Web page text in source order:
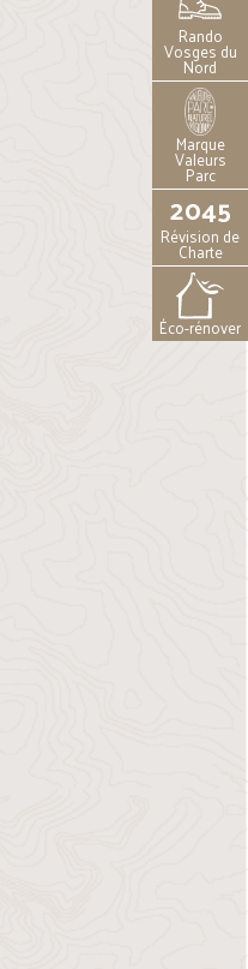
Rando
Vosges du
Nord
Marque
Valeurs
Parc
2045
Révision de
Charte
Éco-rénover